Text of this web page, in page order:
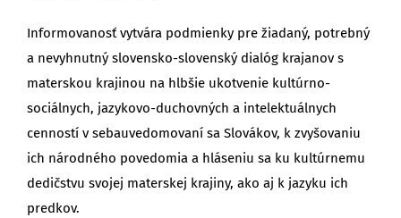
Informovanosť vytvára podmienky pre žiadaný, potrebný
a nevyhnutný slovensko-slovenský dialóg krajanov s
materskou krajinou na hlbšie ukotvenie kultúrno-
sociálnych, jazykovo-duchovných a intelektuálnych
cenností v sebauvedomovaní sa Slovákov, k zvyšovaniu
ich národného povedomia a hláseniu sa ku kultúrnemu
dedičstvu svojej materskej krajiny, ako aj k jazyku ich
predkov.